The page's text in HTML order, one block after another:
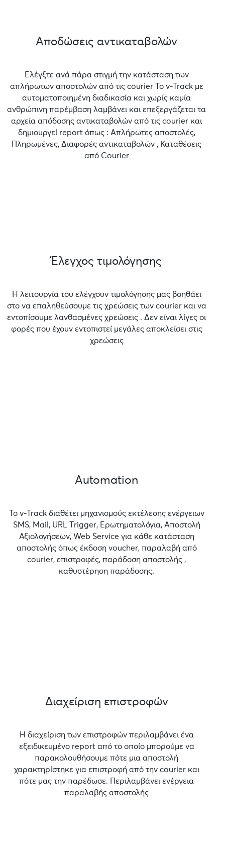
Αποδώσεις αντικαταβολών
Ελέγξτε ανά πάρα στιγμή την κατάσταση των
απλήρωτων αποστολών από τις courier Το v-Track με
αυτοματοποιημένη διαδικασία και χωρίς καμία
ανθρώπινη παρέμβαση λαμβάνει και επεξεργάζεται τα
αρχεία απόδοσης αντικαταβολών από τις courier και
δημιουργεί report όπως : Απλήρωτες αποστολές,
Πληρωμένες, Διαφορές αντικαταβολών , Καταθέσεις
από Courier
Έλεγχος τιμολόγησης
Η λειτουργία του ελέγχουν τιμολόγησης μας βοηθάει
στο να επαληθεύσουμε τις χρεώσεις των courier και να
εντοπίσουμε λανθασμένες χρεώσεις . Δεν είναι λίγες οι
φορές που έχουν εντοπιστεί μεγάλες αποκλείσει στις
χρεώσεις
Automation
Το v-Track διαθέτει μηχανισμούς εκτέλεσης ενέργειων
SMS, Mail, URL Τrigger, Ερωτηματολόγια, Αποστολή
Αξιολογήσεων, Web Service για κάθε κατάσταση
αποστολής όπως έκδοση voucher, παραλαβή από
courier, επιστροφές, παράδοση αποστολής ,
καθυστέρηση παράδοσης.
Διαχείριση επιστροφών
Η διαχείριση των επιστροφών περιλαμβάνει ένα
εξειδικευμένο report από το οποίο μπορούμε να
παρακολουθήσουμε πότε μια αποστολή
χαρακτηρίστηκε για επιστροφή από την courier και
πότε μας την παρέδωσε. Περιλαμβάνει ενέργεια
παραλαβής αποστολής